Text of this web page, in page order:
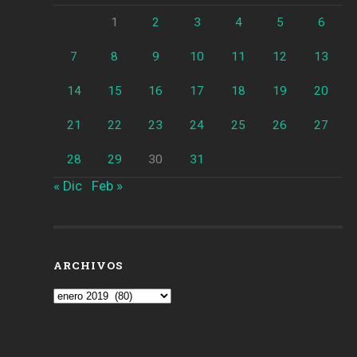
1 2 3 4 5 6
7 8 9 10 11 12 13
14 15 16 17 18 19 20
21 22 23 24 25 26 27
28 29 30 31
« Dic Feb »
ARCHIVOS
Archivos